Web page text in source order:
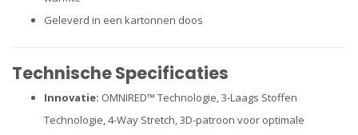
Geleverd in een kartonnen doos
Technische Specificaties
Innovatie: OMNIRED™ Technologie, 3-Laags Stoffen
Technologie, 4-Way Stretch, 3D-patroon voor optimale